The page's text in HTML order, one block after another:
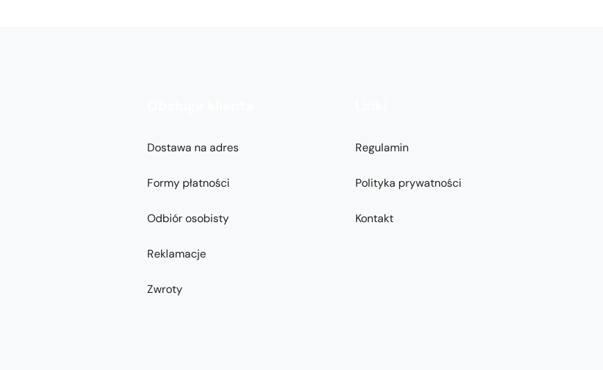
Dostawa na adres
Formy płatności
Odbiór osobisty
Reklamacje
Zwroty
Regulamin
Polityka prywatności
Kontakt